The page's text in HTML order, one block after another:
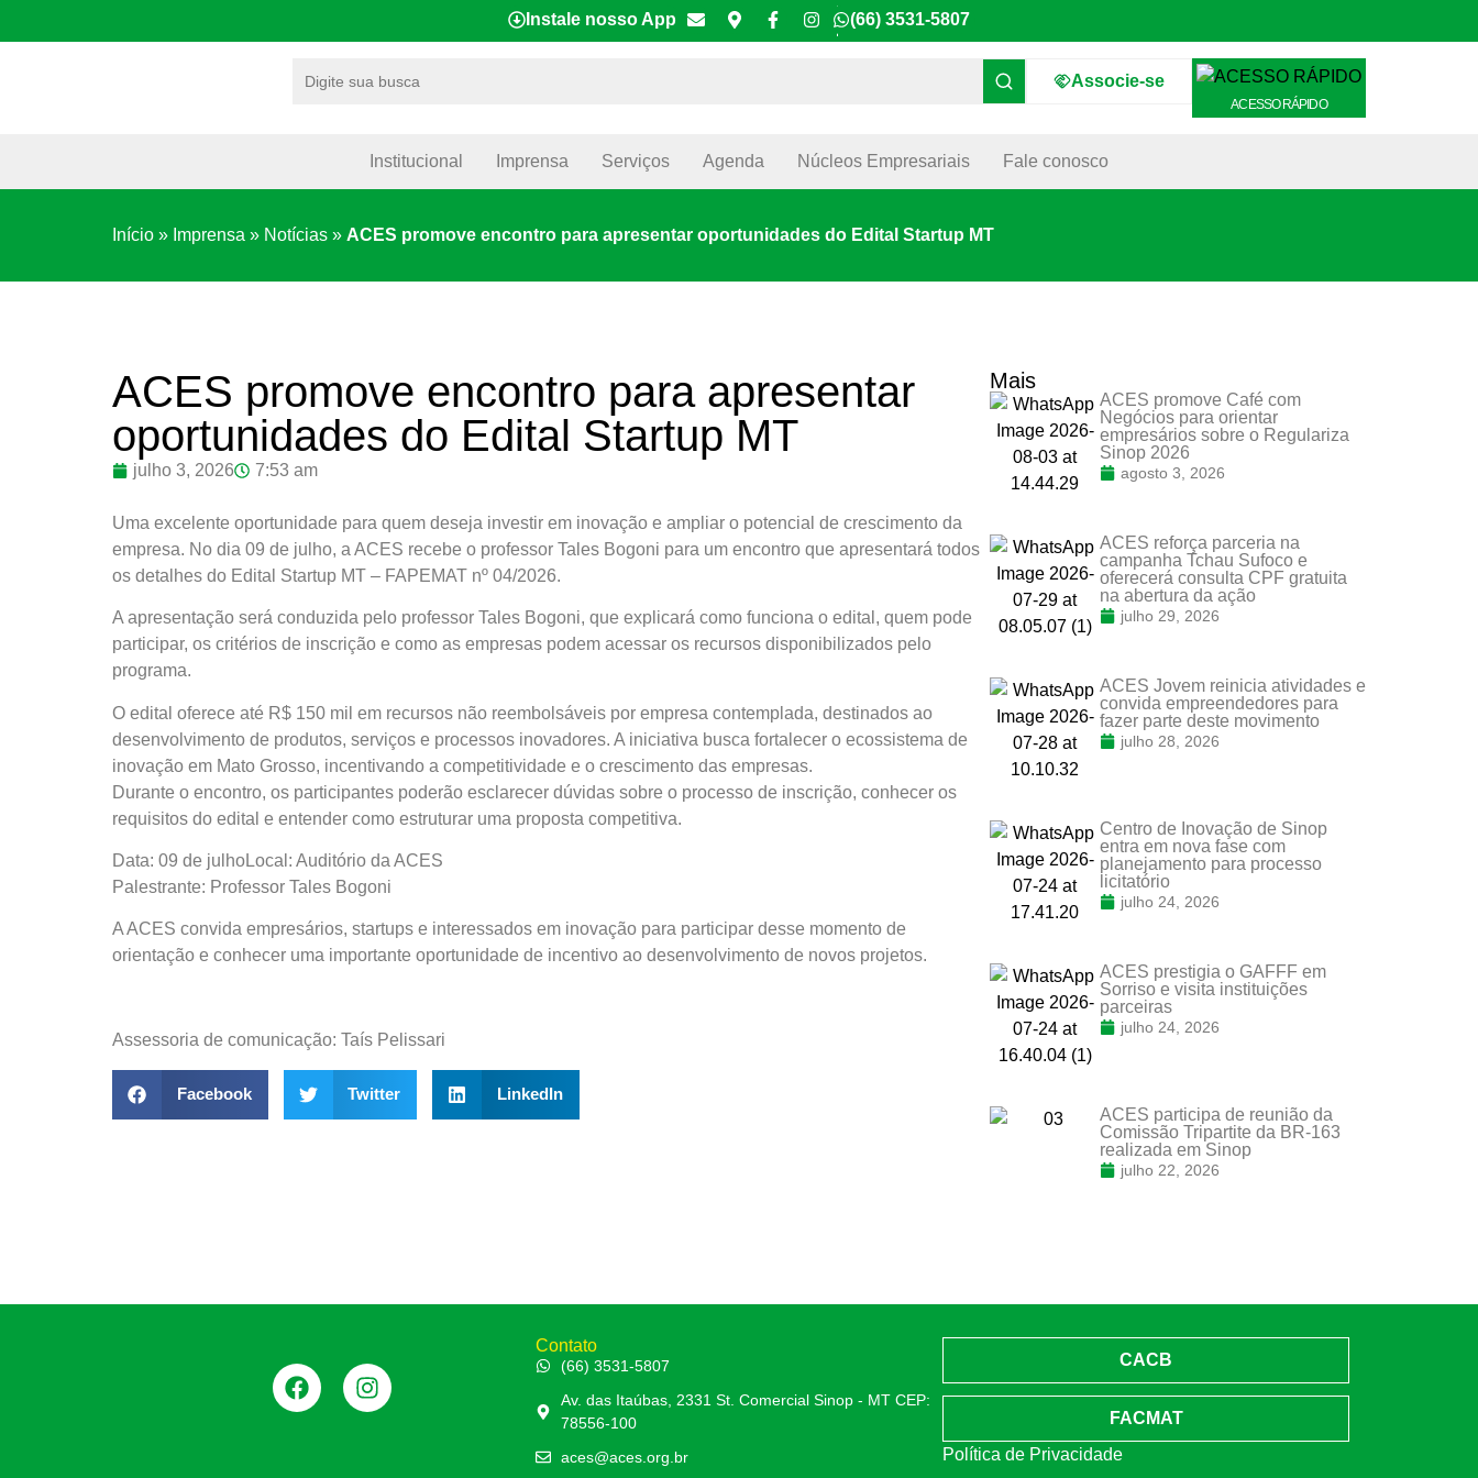
Instale nosso App (66) 3531-5807
Associe-se
ACESSO RÁPIDO
Institucional Imprensa Serviços Agenda Núcleos Empresariais Fale conosco
Início » Imprensa » Notícias » ACES promove encontro para apresentar oportunidades do Edital Startup MT
ACES promove encontro para apresentar
oportunidades do Edital Startup MT
julho 3, 2026 7:53 am
Uma excelente oportunidade para quem deseja investir em inovação e ampliar o potencial de crescimento da
empresa. No dia 09 de julho, a ACES recebe o professor Tales Bogoni para um encontro que apresentará todos
os detalhes do Edital Startup MT – FAPEMAT nº 04/2026.
A apresentação será conduzida pelo professor Tales Bogoni, que explicará como funciona o edital, quem pode
participar, os critérios de inscrição e como as empresas podem acessar os recursos disponibilizados pelo
programa.
O edital oferece até R$ 150 mil em recursos não reembolsáveis por empresa contemplada, destinados ao
desenvolvimento de produtos, serviços e processos inovadores. A iniciativa busca fortalecer o ecossistema de
inovação em Mato Grosso, incentivando a competitividade e o crescimento das empresas.
Durante o encontro, os participantes poderão esclarecer dúvidas sobre o processo de inscrição, conhecer os
requisitos do edital e entender como estruturar uma proposta competitiva.
Data: 09 de julhoLocal: Auditório da ACES
Palestrante: Professor Tales Bogoni
A ACES convida empresários, startups e interessados em inovação para participar desse momento de
orientação e conhecer uma importante oportunidade de incentivo ao desenvolvimento de novos projetos.
Assessoria de comunicação: Taís Pelissari
Facebook Twitter LinkedIn
Mais
ACES promove Café com
Negócios para orientar
empresários sobre o Regulariza
Sinop 2026
agosto 3, 2026
ACES reforça parceria na
campanha Tchau Sufoco e
oferecerá consulta CPF gratuita
na abertura da ação
julho 29, 2026
ACES Jovem reinicia atividades e
convida empreendedores para
fazer parte deste movimento
julho 28, 2026
Centro de Inovação de Sinop
entra em nova fase com
planejamento para processo
licitatório
julho 24, 2026
ACES prestigia o GAFFF em
Sorriso e visita instituições
parceiras
julho 24, 2026
ACES participa de reunião da
Comissão Tripartite da BR-163
realizada em Sinop
julho 22, 2026
Contato
(66) 3531-5807
Av. das Itaúbas, 2331 St. Comercial Sinop - MT CEP:
78556-100
aces@aces.org.br
CACB
FACMAT
Política de Privacidade